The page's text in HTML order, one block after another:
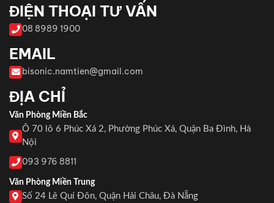
ĐIỆN THOẠI TƯ VẤN
08 8989 1900
EMAIL
bisonic.namtien@gmail.com
ĐỊA CHỈ
Văn Phòng Miền Bắc
Ô 70 lô 6 Phúc Xá 2, Phường Phúc Xá, Quận Ba Đình, Hà
Nội
093 976 8811
Văn Phòng Miền Trung
Số 24 Lê Quí Đôn, Quận Hải Châu, Đà Nẵng